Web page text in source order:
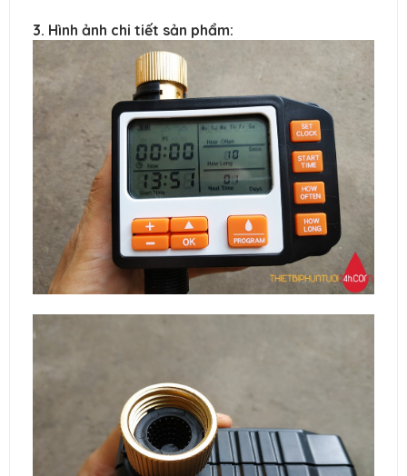
3. Hình ảnh chi tiết sản phẩm: